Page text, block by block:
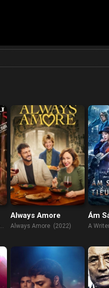
Always Amore
Always Amore (2022)
Ám
Gia
A